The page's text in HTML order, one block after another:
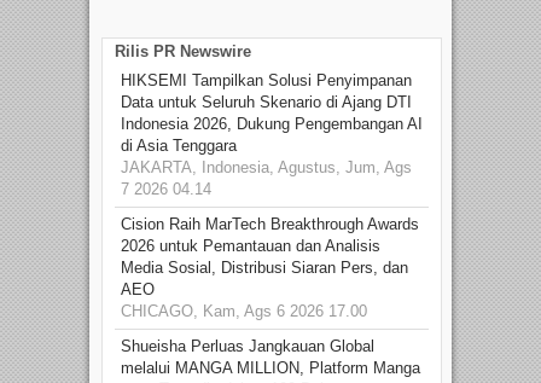
Rilis PR Newswire
HIKSEMI Tampilkan Solusi Penyimpanan
Data untuk Seluruh Skenario di Ajang DTI
Indonesia 2026, Dukung Pengembangan AI
di Asia Tenggara
JAKARTA, Indonesia, Agustus, Jum, Ags
7 2026 04.14
Cision Raih MarTech Breakthrough Awards
2026 untuk Pemantauan dan Analisis
Media Sosial, Distribusi Siaran Pers, dan
AEO
CHICAGO, Kam, Ags 6 2026 17.00
Shueisha Perluas Jangkauan Global
melalui MANGA MILLION, Platform Manga